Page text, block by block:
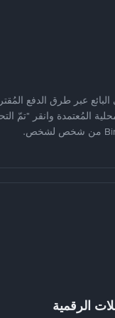
عبر طرق الدفع
المُعتمدة وانقر "تمّ